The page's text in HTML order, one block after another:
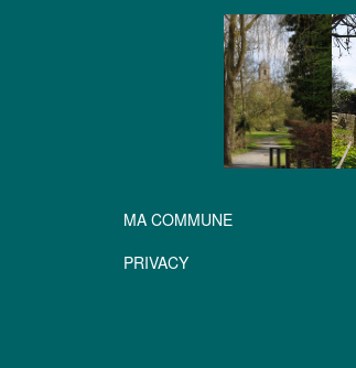
MA COMMUNE
PRIVACY